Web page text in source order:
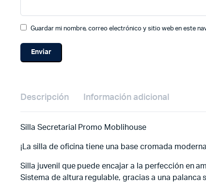
Guardar mi nombre, correo electrónico y sitio web en este
Descripción Información adicional
Silla Secretarial Promo Moblihouse
¡La silla de oficina tiene una base cromada
Silla juvenil que puede encajar a la perfección en
Sistema de altura regulable, gracias a una